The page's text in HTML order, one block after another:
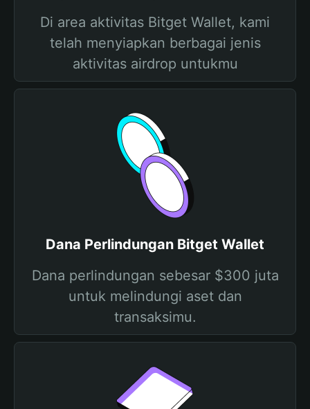
Di area aktivitas Bitget Wallet, kami
telah menyiapkan berbagai jenis
aktivitas airdrop untukmu
Dana Perlindungan Bitget Wallet
Dana perlindungan sebesar $300 juta
untuk melindungi aset dan
transaksimu.